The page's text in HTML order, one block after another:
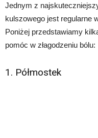
Jednym z
kulszowego jest regularne
Poniżej przedstawiamy
pomóc w złagodzeniu bólu:
1. Półmostek